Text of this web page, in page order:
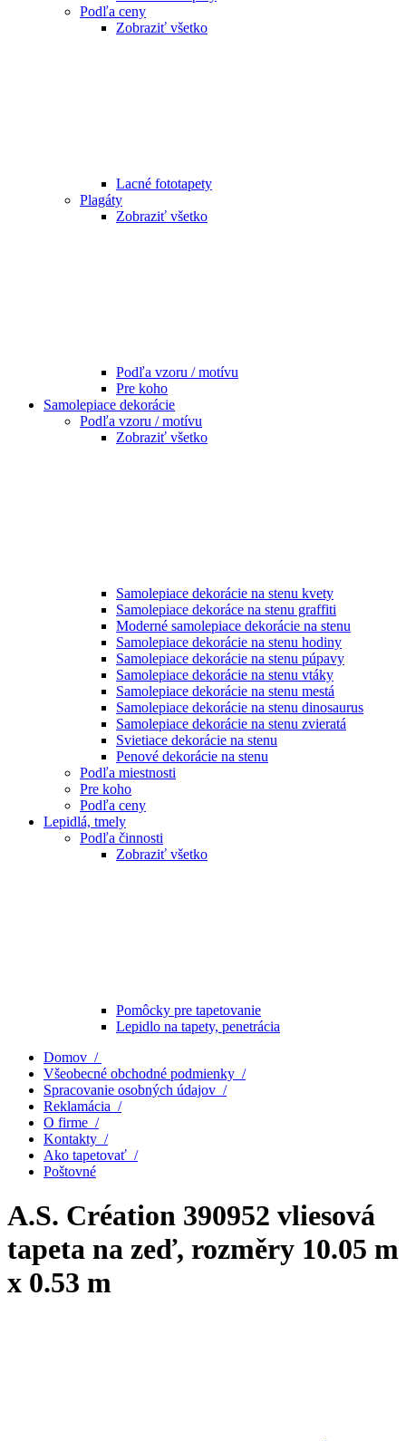
Podľa ceny
Zobraziť všetko
Lacné fototapety
Plagáty
Zobraziť všetko
Podľa vzoru / motívu
Pre koho
Samolepiace dekorácie
Podľa vzoru / motívu
Zobraziť všetko
Samolepiace dekorácie na stenu kvety
Samolepiace dekoráce na stenu graffiti
Moderné samolepiace dekorácie na stenu
Samolepiace dekorácie na stenu hodiny
Samolepiace dekorácie na stenu púpavy
Samolepiace dekorácie na stenu vtáky
Samolepiace dekorácie na stenu mestá
Samolepiace dekorácie na stenu dinosaurus
Samolepiace dekorácie na stenu zvieratá
Svietiace dekorácie na stenu
Penové dekorácie na stenu
Podľa miestnosti
Pre koho
Podľa ceny
Lepidlá, tmely
Podľa činnosti
Zobraziť všetko
Pomôcky pre tapetovanie
Lepidlo na tapety, penetrácia
Domov /
Všeobecné obchodné podmienky /
Spracovanie osobných údajov /
Reklamácia /
O firme /
Kontakty /
Ako tapetovať /
Poštovné
A.S. Création 390952 vliesová
tapeta na zeď, rozměry 10.05 m
x 0.53 m